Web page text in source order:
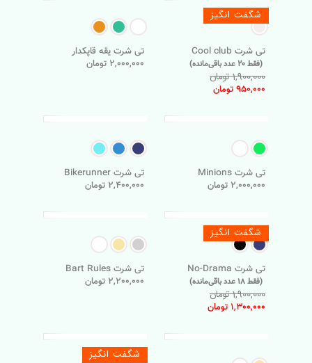
شگفت انگیز
تی شرت Cool club
(فقط 20 عدد باقی‌مانده)
1,900,000 تومان
950,000 تومان
تی شرت یقه قاپکدار
2,000,000 تومان
تی شرت Minions
2,000,000 تومان
تی شرت Bikerunner
2,400,000 تومان
شگفت انگیز
تی شرت No-Drama
(فقط 18 عدد باقی‌مانده)
1,900,000 تومان
1,300,000 تومان
تی شرت Bart Rules
2,200,000 تومان
شگفت انگیز